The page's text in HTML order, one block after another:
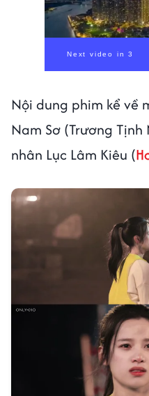
Nội dung phim kể về
Nam Sơ (Trương
nhân Lục Lâm Kiêu (